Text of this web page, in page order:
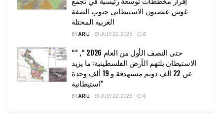
غوش عتصيون الاستيطاني جنوب الضفة
الغربية المحتلة
BYARIJ JULY 22, 2026 0
“حتى النصف الأول من العام 2026 “, ”
الاستيطان يلتهم الأرض الفلسطينية: ما يزيد
عن 22 ألف دونم مستهدفة و 19 ألف وحدة
استيطانية”
BYARIJ JULY 22, 2026 0